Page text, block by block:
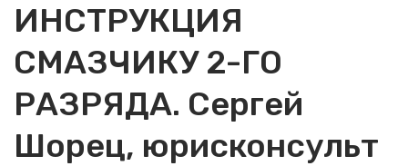
ИНСТРУКЦИЯ
СМАЗЧИКУ 2-ГО
РАЗРЯДА. Сергей
Шорец, юрисконсульт